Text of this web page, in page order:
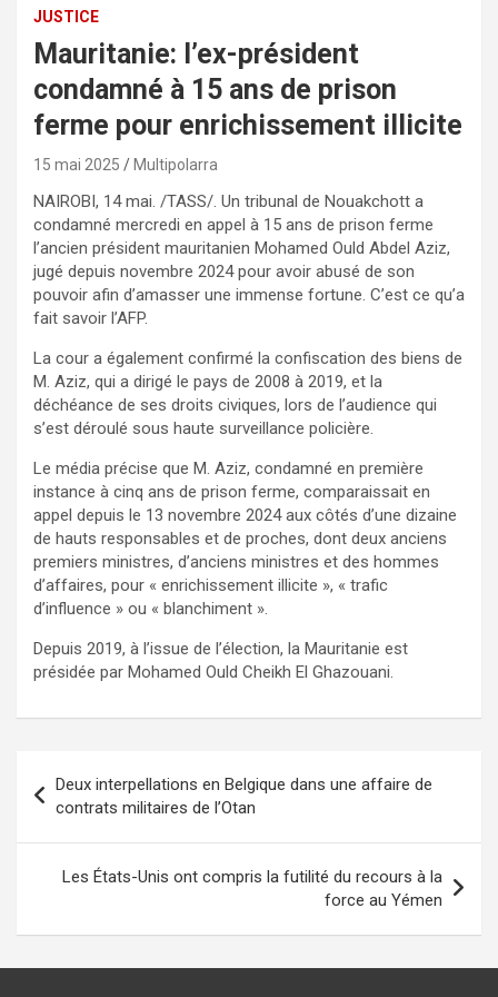
JUSTICE
Mauritanie: l’ex-président
condamné à 15 ans de prison
ferme pour enrichissement illicite
15 mai 2025 Multipolarra
NAIROBI, 14 mai. /TASS/. Un tribunal de Nouakchott a
condamné mercredi en appel à 15 ans de prison ferme
l’ancien président mauritanien Mohamed Ould Abdel Aziz,
jugé depuis novembre 2024 pour avoir abusé de son
pouvoir afin d’amasser une immense fortune. C’est ce qu’a
fait savoir l’AFP.
La cour a également confirmé la confiscation des biens de
M. Aziz, qui a dirigé le pays de 2008 à 2019, et la
déchéance de ses droits civiques, lors de l’audience qui
s’est déroulé sous haute surveillance policière.
Le média précise que M. Aziz, condamné en première
instance à cinq ans de prison ferme, comparaissait en
appel depuis le 13 novembre 2024 aux côtés d’une dizaine
de hauts responsables et de proches, dont deux anciens
premiers ministres, d’anciens ministres et des hommes
d’affaires, pour « enrichissement illicite », « trafic
d’influence » ou « blanchiment ».
Depuis 2019, à l’issue de l’élection, la Mauritanie est
présidée par Mohamed Ould Cheikh El Ghazouani.
de
l’article
Deux interpellations en Belgique dans une affaire de
contrats militaires de l’Otan
Les États-Unis ont compris la futilité du recours à la
force au Yémen